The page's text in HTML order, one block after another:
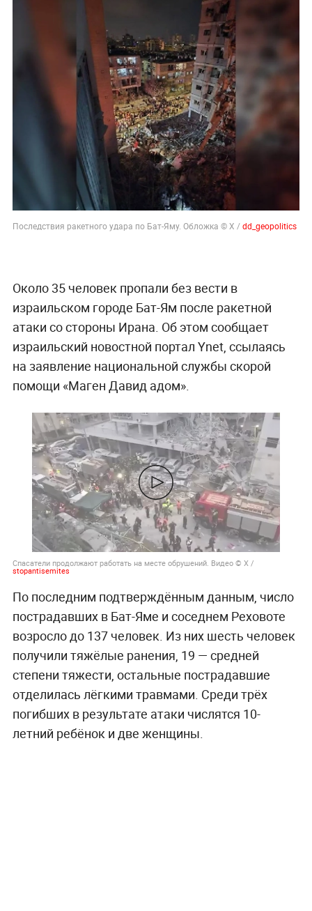
Последствия ракетного удара по Бат-Яму. Обложка © Х /dd_geopolitics
Около 35 человек пропали без вести в
израильском городе Бат-Ям после ракетной
атаки со стороны Ирана. Об этом сообщает
израильский новостной портал Ynet, ссылаясь
на заявление национальной службы скорой
помощи «Маген Давид адом».
Спасатели продолжают работать на месте обрушений. Видео © Х /
stopantisemites
По последним подтверждённым данным, число
пострадавших в Бат-Яме и соседнем Реховоте
возросло до 137 человек. Из них шесть человек
получили тяжёлые ранения, 19 — средней
степени тяжести, остальные пострадавшие
отделилась лёгкими травмами. Среди трёх
погибших в результате атаки числятся 10-
летний ребёнок и две женщины.